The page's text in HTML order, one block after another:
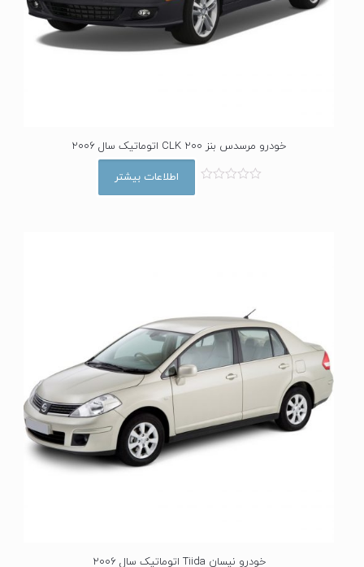
خودرو مرسدس بنز CLK 200 اتوماتیک سال 2006
اطلاعات بیشتر
خودرو نیسان Tiida اتوماتیک سال 2006